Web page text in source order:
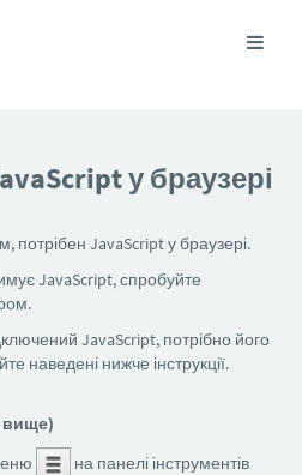
у браузері
JavaScript у браузері.
JavaScript, спробуйте
JavaScript, потрібно його
наведені нижче інструкції.
вище)
на панелі інструментів